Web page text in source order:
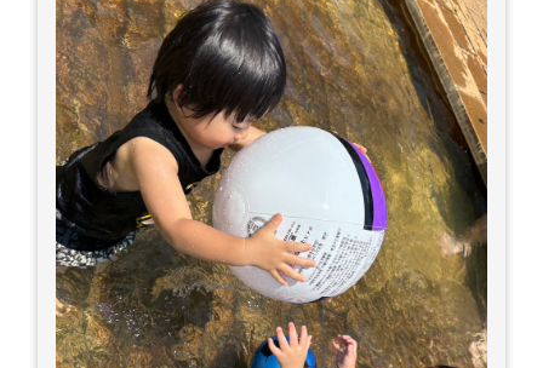
補給しましょう 一番大切な命を守って、夏を乗り
切りましょう！